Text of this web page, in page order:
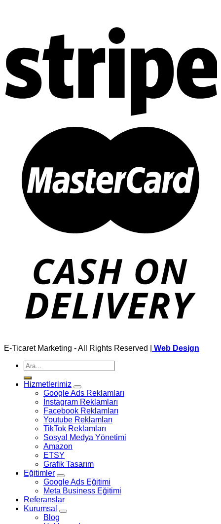
E-Ticaret Marketing - All Rights Reserved |
Web Design
Ara:
Hizmetlerimiz
Google Ads Reklamları
İnstagram Reklamları
Facebook Reklamları
Youtube Reklamları
TikTok Reklamları
Sosyal Medya Yönetimi
Amazon
ETSY
Grafik Tasarım
Eğitimler
Google Ads Eğitimi
Meta Business Eğitimi
Referanslar
Kurumsal
Blog